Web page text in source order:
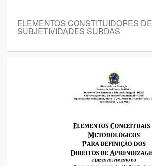
ELEMENTOS CONSTITUIDORES DE
SUBJETIVIDADES SURDAS